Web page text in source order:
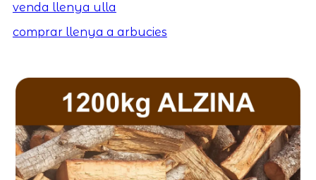
venda llenya ulla
comprar llenya a arbucies